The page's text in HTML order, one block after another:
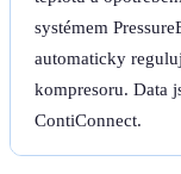
systémem
automaticky
kompresoru. Data
ContiConnect.